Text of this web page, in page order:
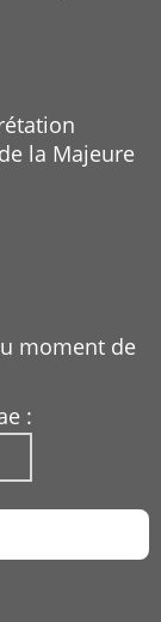
la Majeure
moment de
: